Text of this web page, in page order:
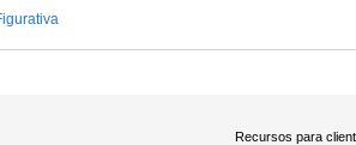
Recursos para